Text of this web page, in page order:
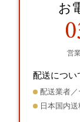
お
営
配送につい
配送業者
日本国内